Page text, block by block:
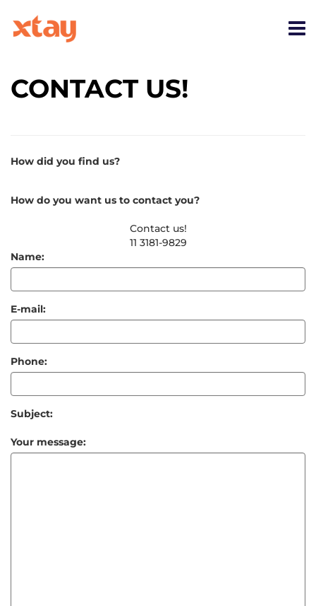
CONTACT US!
How did you find us?
How do you want us to contact you?
Contact us!
11 3181-9829
Name:
E-mail:
Phone:
Subject:
Your message: